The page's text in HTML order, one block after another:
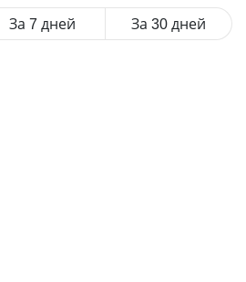
За 7 дней За 30 дней